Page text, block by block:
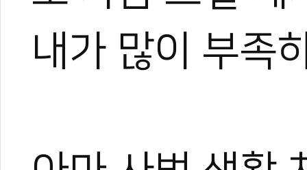
내가 많이 부족